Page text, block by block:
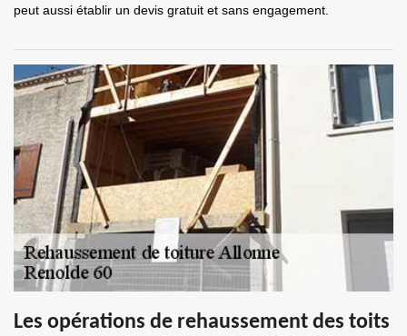
peut aussi établir un devis gratuit et sans engagement.
Les opérations de rehaussement des toits